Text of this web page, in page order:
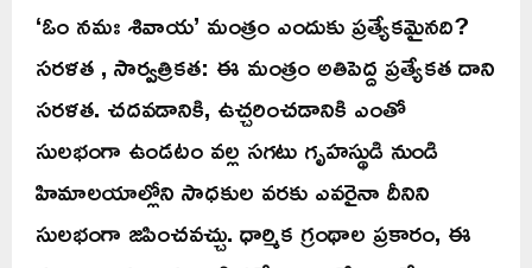
‘ఓం నమః శివాయ’ మంత్రం ఎందుకు ప్రత్యేకమైనది?
సరళత , సార్వత్రికత: ఈ మంత్రం అతిపెద్ద ప్రత్యేకత దాని
సరళత. చదవడానికి, ఉచ్చరించడానికి ఎంతో
సులభంగా ఉండటం వల్ల సగటు గృహస్థుడి నుండి
హిమాలయాల్లోని సాధకుల వరకు ఎవరైనా దీనిని
సులభంగా జపించవచ్చు. ధార్మిక గ్రంథాల ప్రకారం, ఈ